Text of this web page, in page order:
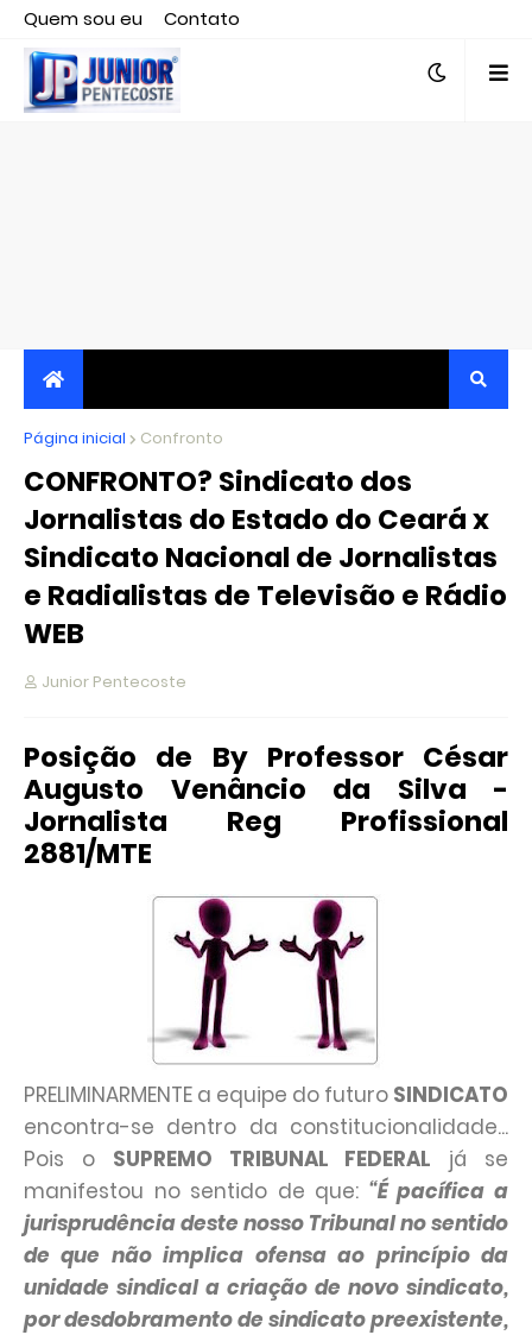
Quem sou eu
Contato
Editor responsável, jornalista Clovis Almeida.
JORNALISMO INDEPENDENTE, TRANSPARENTE E
CRÍTICO
Página inicial Confronto
CONFRONTO? Sindicato dos
Jornalistas do Estado do Ceará x
Sindicato Nacional de Jornalistas
e Radialistas de Televisão e Rádio
WEB
Junior Pentecoste
Posição de By Professor César
Augusto Venâncio da Silva -
Jornalista Reg Profissional
2881/MTE
PRELIMINARMENTE a equipe do futuro SINDICATO
encontra-se dentro da constitucionalidade...
Pois o SUPREMO TRIBUNAL FEDERAL já se
manifestou no sentido de que: “É pacífica a
jurisprudência deste nosso Tribunal no sentido
de que não implica ofensa ao princípio da
unidade sindical a criação de novo sindicato,
por desdobramento de sindicato preexistente,